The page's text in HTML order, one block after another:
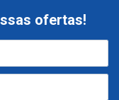
ofertas!